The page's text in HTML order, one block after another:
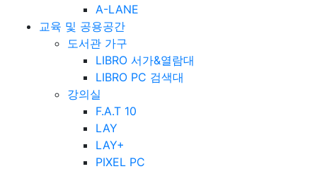
A-LANE
교육 및 공용공간
도서관 가구
LIBRO 서가&열람대
LIBRO PC 검색대
강의실
F.A.T 10
LAY
LAY+
PIXEL PC